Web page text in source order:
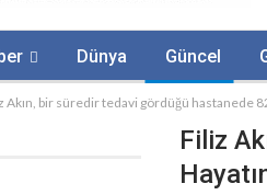
Dünya Güncel
Akın, bir süredir tedavi gördüğü hastanede
Filiz